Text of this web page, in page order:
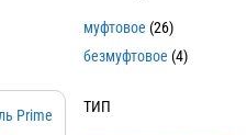
муфтовое (26)
безмуфтовое (4)
ТИП